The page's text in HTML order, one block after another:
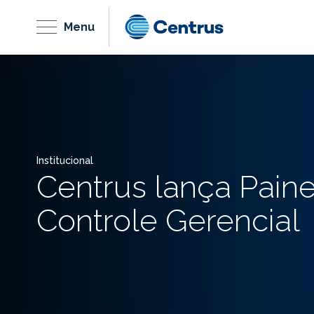
Menu
Institucional
Centrus lança
Controle Gerencial